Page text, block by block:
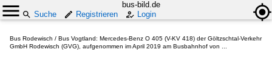
bus-bild.de
Suche
Registrieren Login
Bus Rodewisch / Bus Vogtland: Mercedes-Benz O 405 (V-KV 418) der Göltzschtal-Verkehr
GmbH Rodewisch (GVG), aufgenommen im April 2019 am Busbahnhof von ...